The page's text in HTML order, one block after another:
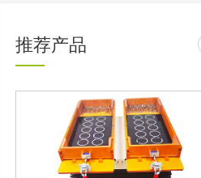
推荐产品